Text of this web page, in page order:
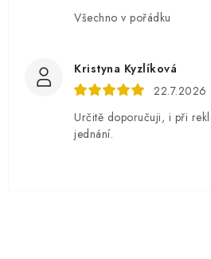
Všechno v pořádku
Kristyna Kyzlíková
22.7.2026
Určitě doporučuji, i při
jednání.